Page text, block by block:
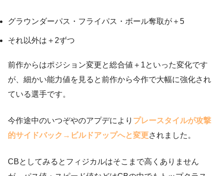
グラウンダーパス・フライパス・ボール奪取が＋5
それ以外は＋2ずつ
前作からはポジション変更と総合値＋1といった変化です
が、細かい能力値を見ると前作から今作で大幅に強化され
ている選手です。
今作途中のいつぞやのアプデにより プレースタイルが攻撃
的サイドバック→ビルドアップへと変更されました。
CBとしてみるとフィジカルはそこまで高くありません